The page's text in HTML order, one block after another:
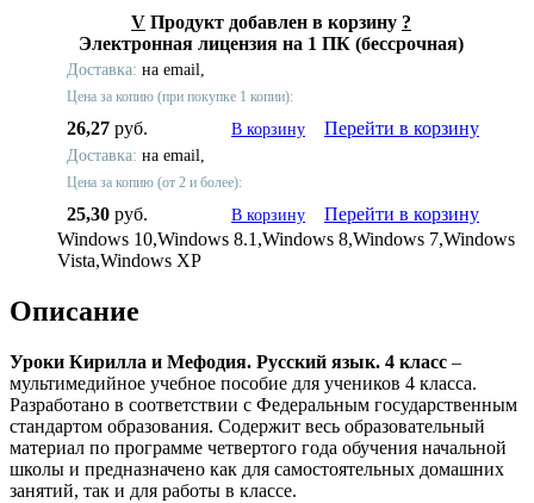
V Продукт добавлен в корзину ?
Электронная лицензия на 1 ПК (бессрочная)
Доставка: на email,
Цена за копию (при покупке 1 копии):
26,27 руб. В корзину Перейти в корзину
Доставка: на email,
Цена за копию (от 2 и более):
25,30 руб. В корзину
Перейти в корзину
Windows 10,Windows 8.1,Windows 8,Windows 7,Windows
Vista,Windows XP
Описание
Уроки Кирилла и Мефодия. Русский язык. 4 класс –
мультимедийное учебное пособие для учеников 4 класса.
Разработано в соответствии с Федеральным государственным
стандартом образования. Содержит весь образовательный
материал по программе четвертого года обучения начальной
школы и предназначено как для самостоятельных домашних
занятий, так и для работы в классе.